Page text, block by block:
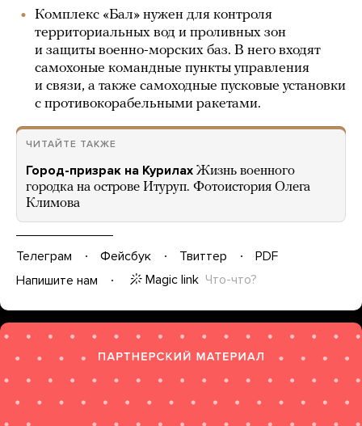
Комплекс «Бал» нужен для контроля
территориальных вод и проливных зон
и защиты военно-морских баз. В него входят
самохоные командные пункты управления
и связи, а также самоходные пусковые установки
с противокорабельными ракетами.
ЧИТАЙТЕ ТАКЖЕ
Город-призрак на Курилах Жизнь военного
городка на острове Итуруп. Фотоистория Олега
Климова
Телеграм Фейсбук Твиттер
PDF
Напишите нам
Magic link Что-что?